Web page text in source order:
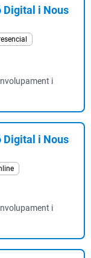
Digital i Nous
i
Digital i Nous
i